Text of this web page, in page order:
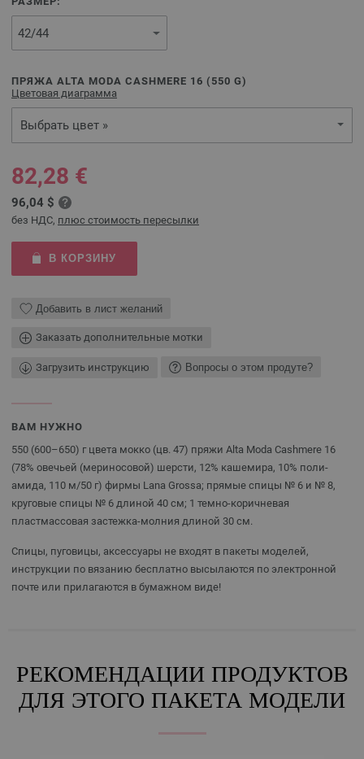
ПРЯЖА ALTA MODA CASHMERE 16 ( 550 G)
Цветовая диаграмма
Выбрать цвет »
82,28 €
96,04 $
без НДС, плюс стоимость пересылки
В КОРЗИНУ
Добавить в лист желаний
Заказать дополнительные мотки
Загрузить инструкцию Вопросы о этом продуте?
ВАМ НУЖНО
550 (600–650) г цвета мокко (цв. 47) пряжи Alta Moda Cashmere 16
(78% овечьей (мериносовой) шерсти, 12% кашемира, 10% поли-
амида, 110 м/50 г) фирмы Lana Grossa; прямые спицы № 6 и № 8,
круговые спицы № 6 длиной 40 см; 1 темно-коричневая
пластмассовая застежка-молния длиной 30 см.
Спицы, пуговицы, аксессуары не входят в пакеты моделей,
инструкции по вязанию бесплатно высылаются по электронной
почте или прилагаются в бумажном виде!
РЕКОМЕНДАЦИИ ПРОДУКТОВ
ДЛЯ ЭТОГО ПАКЕТА МОДЕЛИ